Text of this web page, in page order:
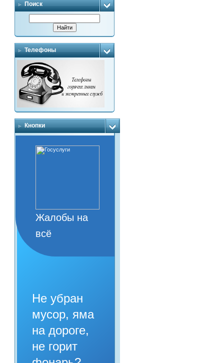
Поиск
Телефоны
Кнопки
Жалобы на
всё
Не убран
мусор, яма
на дороге,
не горит